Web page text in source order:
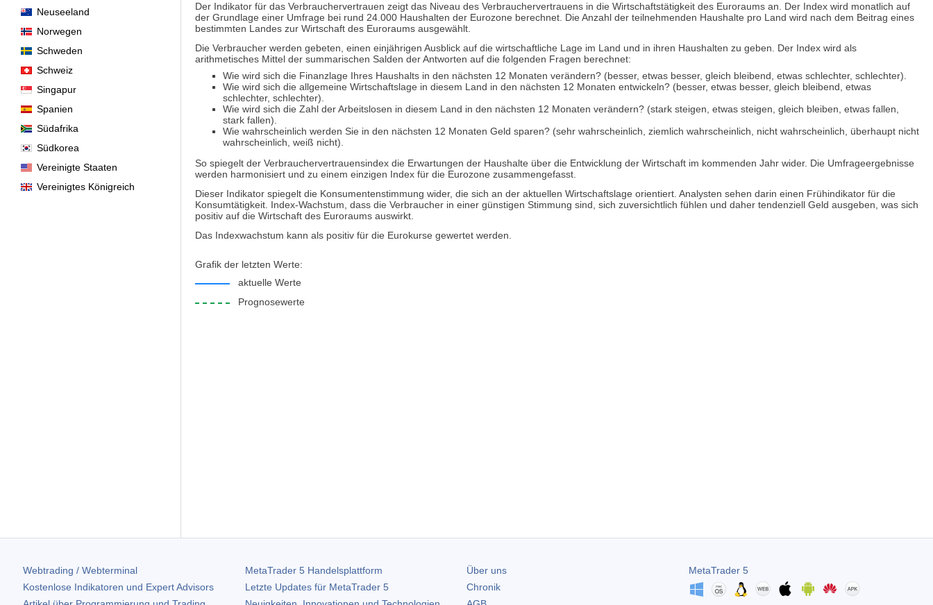
Neuseeland
Norwegen
Schweden
Schweiz
Singapur
Spanien
Südafrika
Südkorea
Vereinigte Staaten
Vereinigtes Königreich
Der Indikator für das Verbrauchervertrauen zeigt das Niveau des Verbrauchervertrauens in die Wirtschaftstätigkeit des Euroraums an. Der Index wird monatlich auf
der Grundlage einer Umfrage bei rund 24.000 Haushalten der Eurozone berechnet. Die Anzahl der teilnehmenden Haushalte pro Land wird nach dem Beitrag eines
bestimmten Landes zur Wirtschaft des Euroraums ausgewählt.
Die Verbraucher werden gebeten, einen einjährigen Ausblick auf die wirtschaftliche Lage im Land und in ihren Haushalten zu geben. Der Index wird als
arithmetisches Mittel der summarischen Salden der Antworten auf die folgenden Fragen berechnet:
Wie wird sich die Finanzlage Ihres Haushalts in den nächsten 12 Monaten verändern? (besser, etwas besser, gleich bleibend, etwas schlechter, schlechter).
Wie wird sich die allgemeine Wirtschaftslage in diesem Land in den nächsten 12 Monaten entwickeln? (besser, etwas besser, gleich bleibend, etwas
schlechter, schlechter).
Wie wird sich die Zahl der Arbeitslosen in diesem Land in den nächsten 12 Monaten verändern? (stark steigen, etwas steigen, gleich bleiben, etwas fallen,
stark fallen).
Wie wahrscheinlich werden Sie in den nächsten 12 Monaten Geld sparen? (sehr wahrscheinlich, ziemlich wahrscheinlich, nicht wahrscheinlich, überhaupt nicht
wahrscheinlich, weiß nicht).
So spiegelt der Verbrauchervertrauensindex die Erwartungen der Haushalte über die Entwicklung der Wirtschaft im kommenden Jahr wider. Die Umfrageergebnisse
werden harmonisiert und zu einem einzigen Index für die Eurozone zusammengefasst.
Dieser Indikator spiegelt die Konsumentenstimmung wider, die sich an der aktuellen Wirtschaftslage orientiert. Analysten sehen darin einen Frühindikator für die
Konsumtätigkeit. Index-Wachstum, dass die Verbraucher in einer günstigen Stimmung sind, sich zuversichtlich fühlen und daher tendenziell Geld ausgeben, was sich
positiv auf die Wirtschaft des Euroraums auswirkt.
Das Indexwachstum kann als positiv für die Eurokurse gewertet werden.
Grafik der letzten Werte:
aktuelle Werte
Prognosewerte
Webtrading / Webterminal
Kostenlose Indikatoren und Expert Advisors
MetaTrader 5Handelsplattform
Letzte Updates für MetaTrader 5
Über uns
Chronik
MetaTrader 5